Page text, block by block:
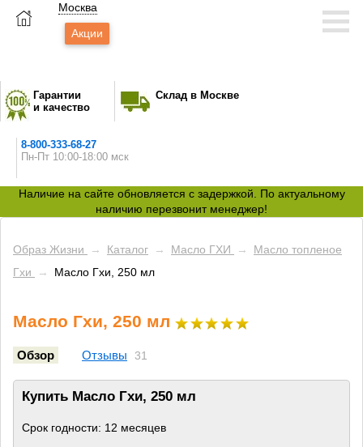
Москва
Акции
Гарантии
и качество
Склад в Москве
8-800-333-68-27
Пн-Пт 10:00-18:00 мск
Наличие на сайте обновляется с задержкой. По актуальному
наличию перезвонит менеджер!
Образ Жизни → Каталог → Масло ГХИ →
Масло топленое
Гхи
→ Масло Гхи, 250 мл
Масло Гхи, 250 мл
Обзор Отзывы 31
Купить Масло Гхи, 250 мл
Срок годности: 12 месяцев